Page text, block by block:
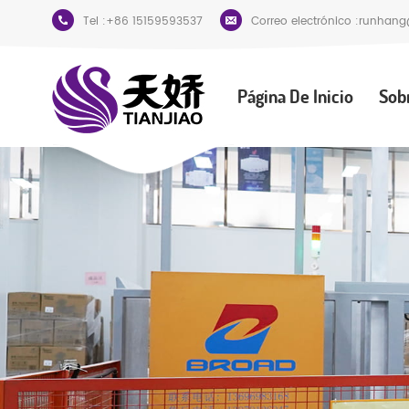
Tel :+86 15159593537 Correo electrónico :
Página De Inicio